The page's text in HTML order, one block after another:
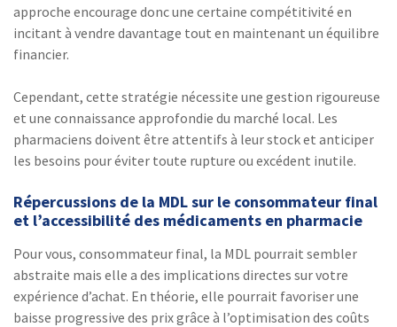
approche encourage donc une certaine compétitivité en
incitant à vendre davantage tout en maintenant un équilibre
financier.
Cependant, cette stratégie nécessite une gestion rigoureuse
et une connaissance approfondie du marché local. Les
pharmaciens doivent être attentifs à leur stock et anticiper
les besoins pour éviter toute rupture ou excédent inutile.
Répercussions de la MDL sur le consommateur final
et l’accessibilité des médicaments en pharmacie
Pour vous, consommateur final, la MDL pourrait sembler
abstraite mais elle a des implications directes sur votre
expérience d’achat. En théorie, elle pourrait favoriser une
baisse progressive des prix grâce à l’optimisation des coûts